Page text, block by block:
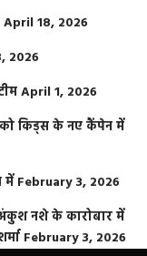
April 18, 2026
2026
April 1, 2026
किड्स के नए कैंपेन में
में February 3, 2026
अंकुश नशे के कारोबार में
February 3, 2026